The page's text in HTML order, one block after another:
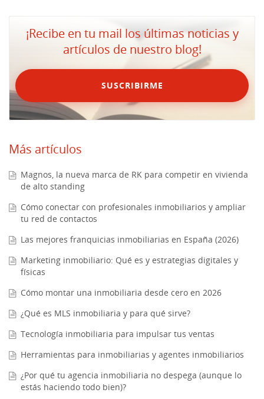
¡Recibe en tu mail los últimas noticias y
artículos de nuestro blog!
SUSCRIBIRME
Más artículos
Magnos, la nueva marca de RK para competir en vivienda
de alto standing
Cómo conectar con profesionales inmobiliarios y ampliar
tu red de contactos
Las mejores franquicias inmobiliarias en España (2026)
Marketing inmobiliario: Qué es y estrategias digitales y
físicas
Cómo montar una inmobiliaria desde cero en 2026
¿Qué es MLS inmobiliaria y para qué sirve?
Tecnología inmobiliaria para impulsar tus ventas
Herramientas para inmobiliarias y agentes inmobiliarios
¿Por qué tu agencia inmobiliaria no despega (aunque lo
estás haciendo todo bien)?